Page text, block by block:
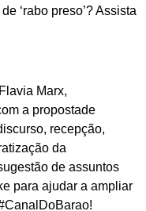
‘rabo preso’? Assista
Marx,
a propostade
recepção,
da
de assuntos
para ajudar a ampliar